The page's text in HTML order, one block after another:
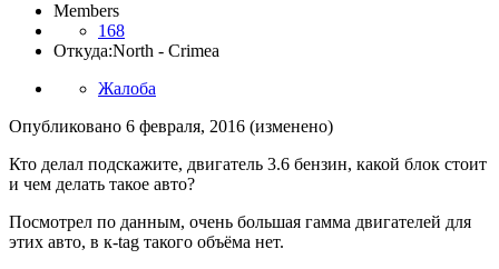
Members
168
Откуда:North - Crimea
Жалоба
Опубликовано 6 февраля, 2016 (изменено)
Кто делал подскажите, двигатель 3.6 бензин, какой блок стоит
и чем делать такое авто?
Посмотрел по данным, очень большая гамма двигателей для
этих авто, в к-tag такого объёма нет.